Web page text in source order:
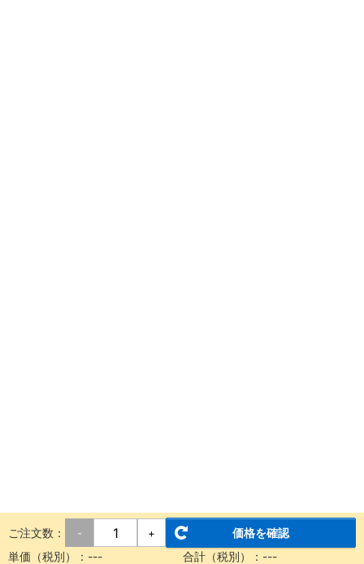
ご注文数： - +
価格を確認
単価（税別）： --- 合計（税別）： ---